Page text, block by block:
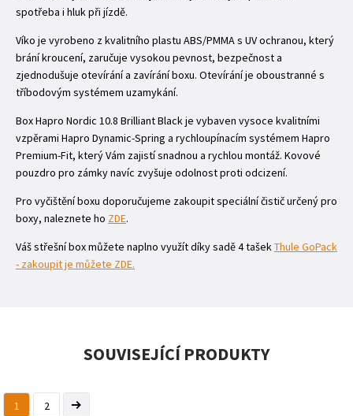
spotřeba i hluk při jízdě.
Víko je vyrobeno z kvalitního plastu ABS/PMMA s UV ochranou, který
brání kroucení, zaručuje vysokou pevnost, bezpečnost a
zjednodušuje otevírání a zavírání boxu. Otevírání je oboustranné s
tříbodovým systémem uzamykání.
Box Hapro Nordic 10.8 Brilliant Black je vybaven vysoce kvalitními
vzpěrami Hapro Dynamic-Spring a rychloupínacím systémem Hapro
Premium-Fit, který Vám zajistí snadnou a rychlou montáž. Kovové
pouzdro pro zámky navíc zvyšuje odolnost proti odcizení.
Pro vyčištění boxu doporučujeme zakoupit speciální čistič určený pro
boxy, naleznete ho ZDE.
Váš střešní box můžete naplno využít díky sadě 4 tašekThule GoPack
- zakoupit je můžete ZDE.
SOUVISEJÍCÍ PRODUKTY
1 2